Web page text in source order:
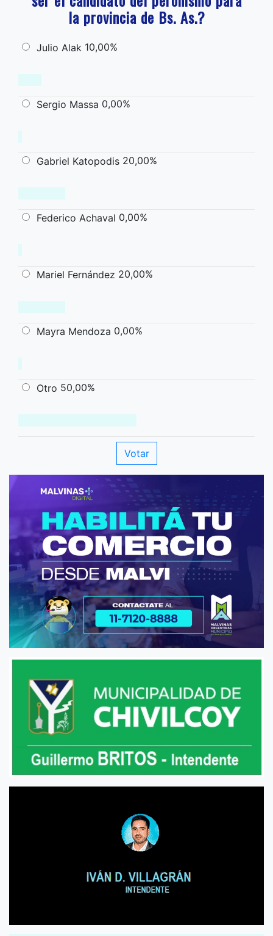
la provincia de Bs. As.?
Julio Alak 10,00%
Sergio Massa 0,00%
Gabriel Katopodis 20,00%
Federico Achaval 0,00%
Mariel Fernández 20,00%
Mayra Mendoza 0,00%
Otro 50,00%